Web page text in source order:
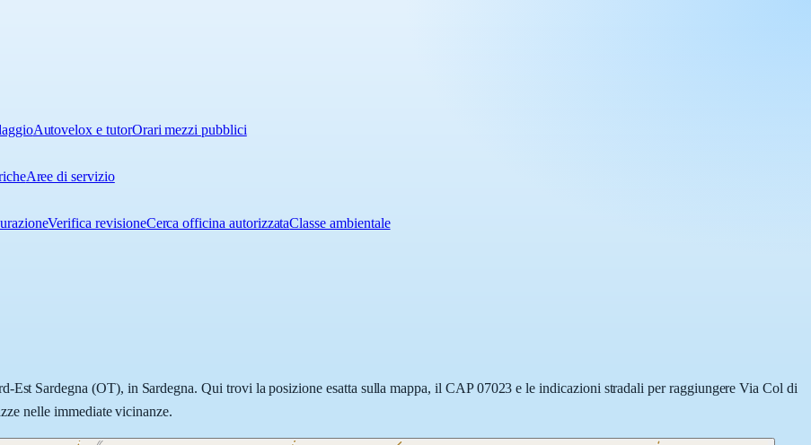
Autovelox e tutorOrari mezzi pubblici
Aree di servizio
Verifica revisioneCerca officina autorizzataClasse ambientale
Sardegna (OT), in Sardegna. Qui trovi la posizione esatta sulla mappa, il CAP 07023 e le indicazioni stradali per raggiungere Via Col di
nelle immediate vicinanze.